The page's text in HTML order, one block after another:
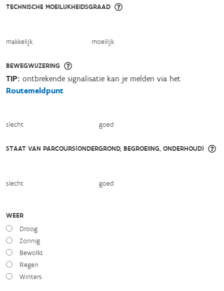
TECHNISCHE MOEILIJKHEIDSGRAAD
makkelijk moeilijk
BEWEGWIJZERING
slecht goed
TIP: ontbrekende signalisatie kan je melden via het
Routemeldpunt
STAAT VAN PARCOURS(ONDERGROND, BEGROEIING, ONDERHOUD)
slecht goed
WEER
Droog
Zonnig
Bewolkt
Regen
Winters